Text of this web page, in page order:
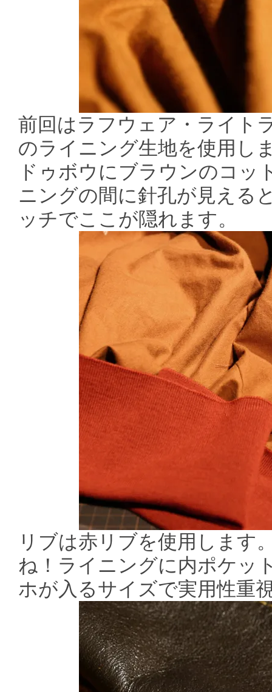
前回はラフウェア・ライト
のライニング生地を使用し
ドゥボウにブラウンのコッ
ニングの間に針孔が見える
ッチでここが隠れます。
リブは赤リブを使用します
ね！ライニングに内ポケッ
ホが入るサイズで実用性重